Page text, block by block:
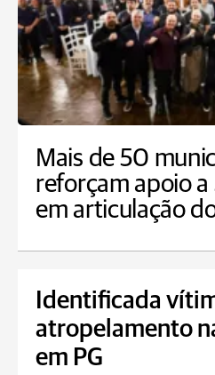
Mais de 50
reforçam apoio
em articulação
Identificada
atropelamento
em PG